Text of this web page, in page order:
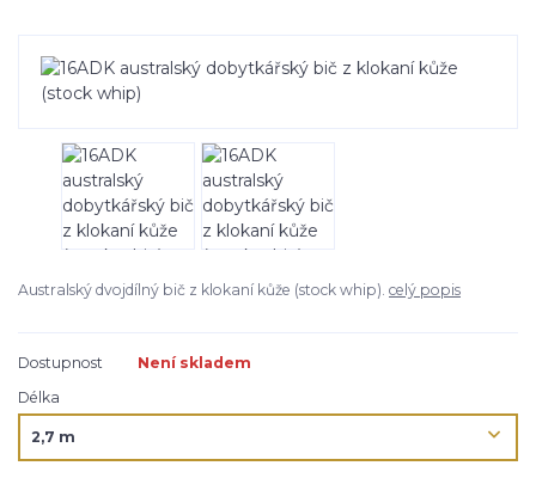
Australský dvojdílný bič z klokaní kůže (stock whip). celý popis
Dostupnost
Není skladem
Délka